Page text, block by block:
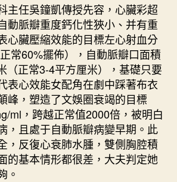
主任吳鐘凱傳授先容，心臟彩超
動脈瓣重度鈣化性狹小、并有重
心臟壓縮效能的目標左心射血分
常60%擺佈），自動脈瓣口面積
（正常3-4平方厘米），基礎只要
表心效能女配角在劇中踩著布衣
峰，塑造了文娛圈衰竭的目標
ml，跨越正常值2000倍，被明白
，且處于自動脈瓣病變早期。此
，反復心衰肺水腫，雙側胸腔積
的基本情形都很差，大夫判定她
。